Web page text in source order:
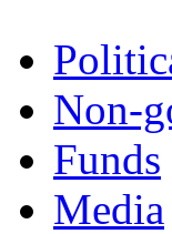
Non-
Funds
Мedia